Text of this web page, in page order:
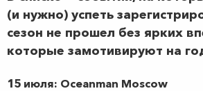
(и нужно) успеть
сезон не прошел без ярких
которые замотивируют на
15 июля: Oceanman Moscow